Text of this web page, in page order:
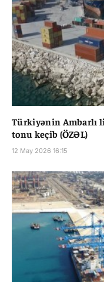
Türkiyənin Ambarlı
tonu keçib (ÖZƏL)
12 May 2026 16:15